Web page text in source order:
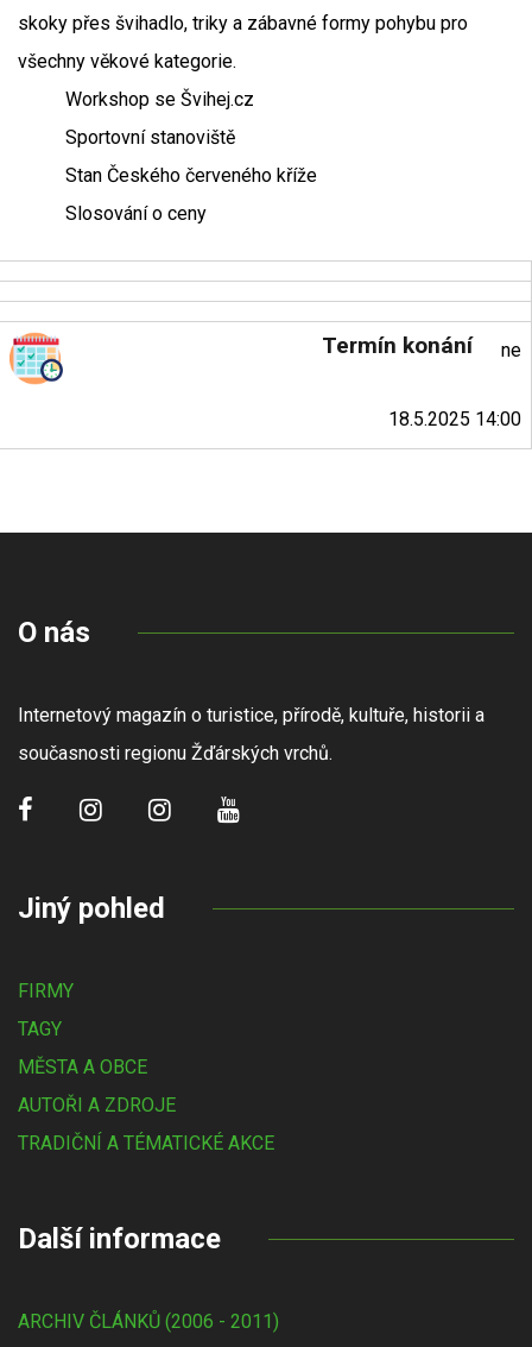
skoky přes švihadlo, triky a zábavné formy pohybu pro
všechny věkové kategorie.
Workshop se Švihej.cz
Sportovní stanoviště
Stan Českého červeného kříže
Slosování o ceny
Termín konání ne
18.5.2025 14:00
O nás
Internetový magazín o turistice, přírodě, kultuře, historii a
současnosti regionu Žďárských vrchů.
Jiný pohled
FIRMY
TAGY
MĚSTA A OBCE
AUTOŘI A ZDROJE
TRADIČNÍ A TÉMATICKÉ AKCE
Další informace
ARCHIV ČLÁNKŮ (2006 - 2011)